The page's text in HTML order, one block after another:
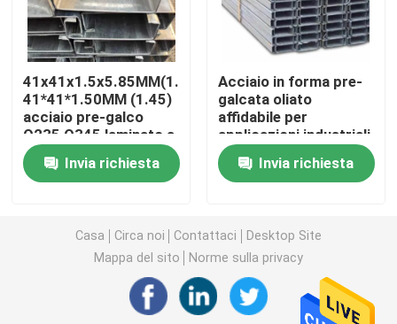
Flangia del tubo d'acciaio
Tubo senza cuciture galvanizzato
Accessorio per tubi d'acciaio
Filo di ferro di gi
rete metallica saldata
41x41x1.5x5.85MM(1.2),
41*41*1.50MM (1.45)
acciaio pre-galco
Q235,Q345 laminato a
caldo e piegato a
freddoInvia richiesta
Acciaio in forma pre-
galcata oliato
affidabile per
applicazioni industriali
Invia richiesta
Casa Circa noi Contattaci
Desktop Site
Mappa del sito
Norme sulla privacy